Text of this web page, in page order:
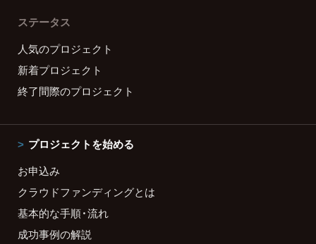
ステータス
人気のプロジェクト
新着プロジェクト
終了間際のプロジェクト
プロジェクトを始める
お申込み
クラウドファンディングとは
基本的な手順・流れ
成功事例の解説